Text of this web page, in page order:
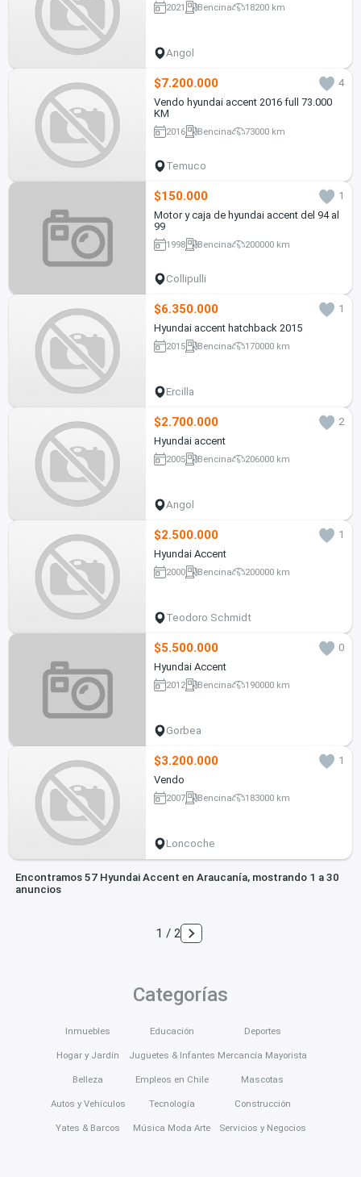
2021 Bencina 18200 km
Angol
$7.200.000
4
Vendo hyundai accent 2016 full 73.000
KM
2016 Bencina 73000 km
Temuco
$150.000
1
Motor y caja de hyundai accent del 94 al
99
1998 Bencina 200000 km
Collipulli
$6.350.000
1
Hyundai accent hatchback 2015
2015 Bencina 170000 km
Ercilla
$2.700.000
2
Hyundai accent
2005 Bencina 206000 km
Angol
$2.500.000
1
Hyundai Accent
2000 Bencina 200000 km
Teodoro Schmidt
$5.500.000
0
Hyundai Accent
2012 Bencina 190000 km
Gorbea
$3.200.000
1
Vendo
2007 Bencina 183000 km
Loncoche
Encontramos 57 Hyundai Accent en Araucanía, mostrando 1 a 30
anuncios
1 / 2
Categorías
Inmuebles
Hogar y Jardín
Belleza
Autos y Vehículos
Yates & Barcos
Educación
Juguetes & Infantes
Empleos en Chile
Tecnología
Música Moda Arte
Deportes
Mercancía Mayorista
Mascotas
Construcción
Servicios y Negocios